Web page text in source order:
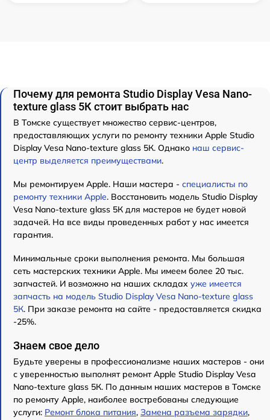
Почему для ремонта Studio Display Vesa Nano-
texture glass 5К стоит выбрать нас
В Томске существует множество сервис-центров,
предоставляющих услуги по ремонту техники Apple Studio
Display Vesa Nano-texture glass 5К. Однако наш сервис-
центр выделяется преимуществами.
Мы ремонтируем Apple. Наши мастера - специалисты по
ремонту техники Apple. Восстановить модель Studio Display
Vesa Nano-texture glass 5К для мастеров не будет новой
задачей. На все виды проведенных работ у нас имеется
гарантия.
Минимальные сроки выполнения ремонта. Мы большая
сеть мастерских техники Apple. Мы имеем более 20 тыс.
запчастей. И возможно на наших складах уже имеется
запчасть на модель Studio Display Vesa Nano-texture glass
5К. При заказе ремонта на сайте - предоставляется скидка
-25%.
Знаем свое дело
Будьте уверены в профессионализме наших мастеров - они
с уверенностью выполнят ремонт Apple Studio Display Vesa
Nano-texture glass 5К. По данным наших мастеров в Томске
по ремонту Apple, наиболее востребованы следующие
услуги: Ремонт блока питания, Замена разъема зарядки,